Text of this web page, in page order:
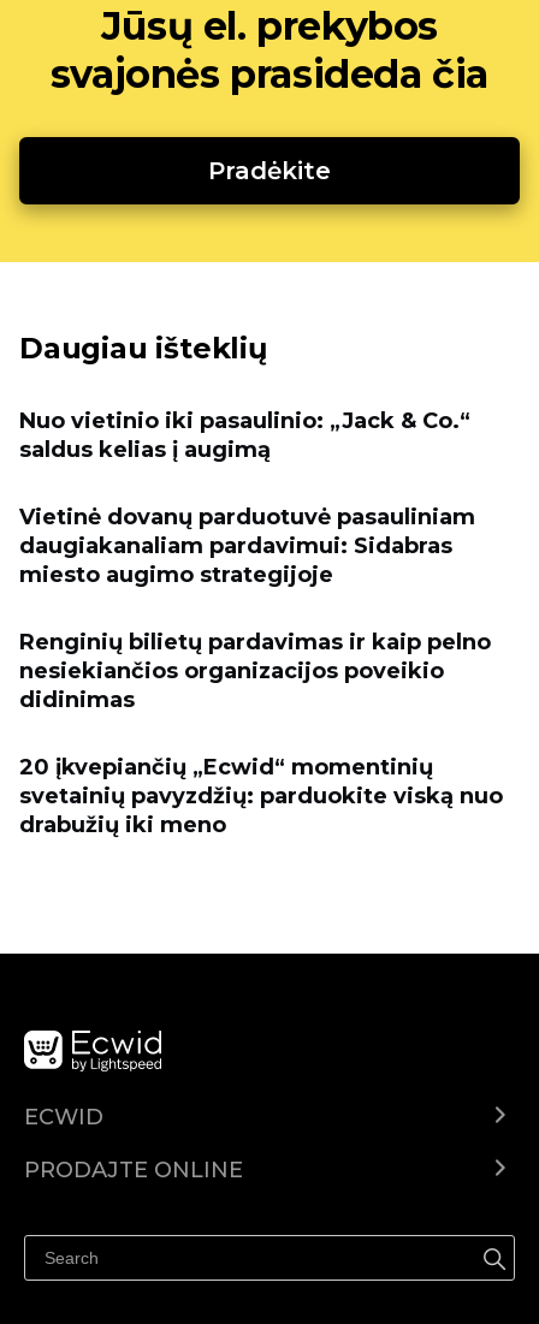
Jūsų el. prekybos
svajonės prasideda čia
Pradėkite
Daugiau išteklių
Nuo vietinio iki pasaulinio: „Jack & Co.“
saldus kelias į augimą
Vietinė dovanų parduotuvė pasauliniam
daugiakanaliam pardavimui: Sidabras
miesto augimo strategijoje
Renginių bilietų pardavimas ir kaip pelno
nesiekiančios organizacijos poveikio
didinimas
20 įkvepiančių „Ecwid“ momentinių
svetainių pavyzdžių: parduokite viską nuo
drabužių iki meno
ECWID
PRODAJTE ONLINE